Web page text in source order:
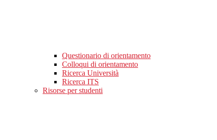
Questionario di orientamento
Colloqui di orientamento
Ricerca Università
Ricerca ITS
Risorse per studenti